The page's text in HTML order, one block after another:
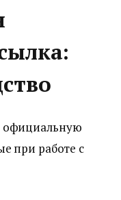
официальную
при работе с